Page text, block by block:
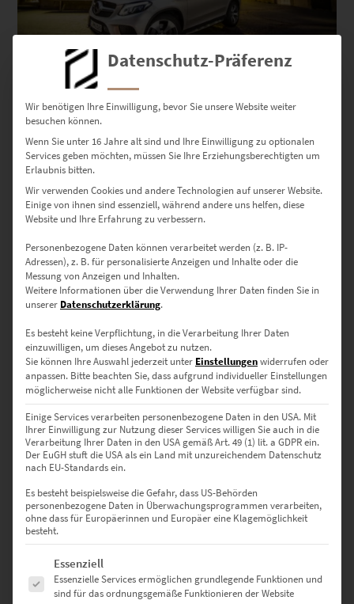
EZ00406 GLE Coupè in Herrenberg
€24,90–€999,00
zzgl.Versand
Lieferzeit: ca. 10 Werktage
Wandbilder von Herrenberg –
deutschlandweit eine tolle
Einrichtungsidee
Wer sich nach beruhigenden Kontrasten zum quirligen Leben in
Stuttgart sehnt, steuert gern das traditionsreiche Städtchen an. Den
Grund dafür verraten Wandbilder von Herrenberg: Der historische
Kern mit urtypischen Fachwerkbauten balsamiert die Seele – vor
Ort oder fernab von Baden-Württemberg als Fotokunst.
Schlichtweg charmant – die
Fachwerkhäuser von Herrenberg
Die Stadt am Fuße des Schlossbergs wurde im 13. Jahrhundert
gegründet. Das stolze Alter bezeugen bis heute Fachwerkhäuser,
die für einLeinwandbildvon Herrenberg geschaffen sind. Hier
entdeckst du eine Treppe, die zwischen den mittelalterlichen
Datenschutz-Präferenz
Wir benötigen Ihre Einwilligung, bevor Sie unsere Website weiter
besuchen können.
Wenn Sie unter 16 Jahre alt sind und Ihre Einwilligung zu optionalen
Services geben möchten, müssen Sie Ihre Erziehungsberechtigten um
Erlaubnis bitten.
Wir verwenden Cookies und andere Technologien auf unserer Website.
Einige von ihnen sind essenziell, während andere uns helfen, diese
Website und Ihre Erfahrung zu verbessern.
Personenbezogene Daten können verarbeitet werden (z. B. IP-
Adressen), z. B. für personalisierte Anzeigen und Inhalte oder die
Messung von Anzeigen und Inhalten.
Weitere Informationen über die Verwendung Ihrer Daten finden Sie in
unserer Datenschutzerklärung.
Es besteht keine Verpflichtung, in die Verarbeitung Ihrer Daten
einzuwilligen, um dieses Angebot zu nutzen.
Sie können Ihre Auswahl jederzeit unter Einstellungenwiderrufen oder
anpassen. Bitte beachten Sie, dass aufgrund individueller Einstellungen
möglicherweise nicht alle Funktionen der Website verfügbar sind.
Einige Services verarbeiten personenbezogene Daten in den USA. Mit
Ihrer Einwilligung zur Nutzung dieser Services willigen Sie auch in die
Verarbeitung Ihrer Daten in den USA gemäß Art. 49 (1) lit. a GDPR ein.
Der EuGH stuft die USA als ein Land mit unzureichendem Datenschutz
nach EU-Standards ein.
Es besteht beispielsweise die Gefahr, dass US-Behörden
personenbezogene Daten in Überwachungsprogrammen verarbeiten,
ohne dass für Europäerinnen und Europäer eine Klagemöglichkeit
besteht.
Es folgt eine Liste der Service-Gruppen, für die eine Einwilligung
Essenziell
Essenzielle Services ermöglichen grundlegende Funktionen und
sind für das ordnungsgemäße Funktionieren der Website